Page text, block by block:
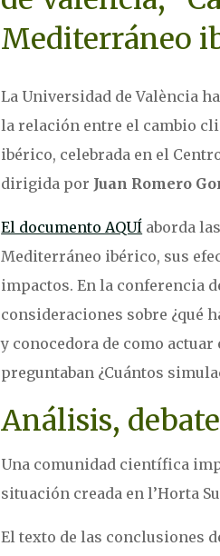
Mediterráneo
La Universidad de València
la relación entre el cambio
ibérico, celebrada en el
dirigida por Juan Romero
El documento AQUÍ aborda
Mediterráneo ibérico, sus
impactos. En la conferencia
consideraciones sobre ¿qué
y conocedora de como
preguntaban ¿Cuántos
Análisis,
Una comunidad científica
situación creada en l’Horta
El texto de las conclusiones